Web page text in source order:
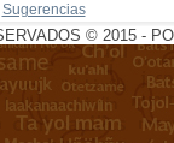
Sugerencias
© 2015 -